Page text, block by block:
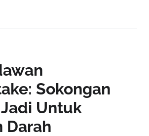
Sokongan
Untuk
Darah